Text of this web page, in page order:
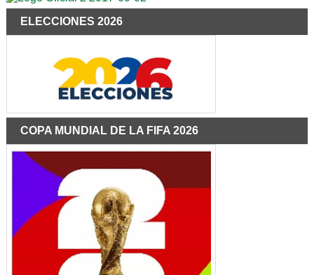
ELECCIONES 2026
COPA MUNDIAL DE LA FIFA 2026